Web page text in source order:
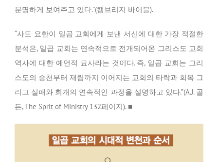
분명하게 보여주고 있다.”(캠브리지 바이블).
“사도 요한이 일곱 교회에게 보낸 서신에 대한 가장 적절한
분석은, 일곱 교회는 연속적으로 전개되어온 그리스도 교회
역사에 대한 예언적 묘사라는 것이다. 즉, 일곱 교회는 그리
스도의 승천부터 재림까지 이어지는 교회의 타락과 회복 그
리고 실패와 회개의 연속적인 과정을 설명하고 있다.”(A.J. 골
든, The Sprit of Ministry 132페이지). ■